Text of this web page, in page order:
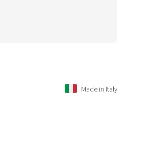
Made in Italy